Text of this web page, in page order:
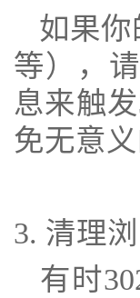
如果你
等），
息来触
免无意
3. 清理
有时